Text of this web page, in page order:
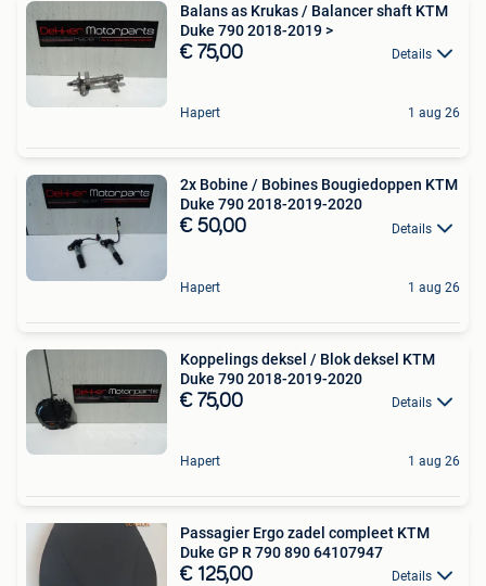
Balans as Krukas / Balancer shaft KTM
Duke 790 2018-2019 >
€ 75,00 Details
Hapert 1 aug 26
2x Bobine / Bobines Bougiedoppen KTM
Duke 790 2018-2019-2020
€ 50,00 Details
Hapert 1 aug 26
Koppelings deksel / Blok deksel KTM
Duke 790 2018-2019-2020
€ 75,00 Details
Hapert 1 aug 26
Passagier Ergo zadel compleet KTM
Duke GP R 790 890 64107947
€ 125,00 Details